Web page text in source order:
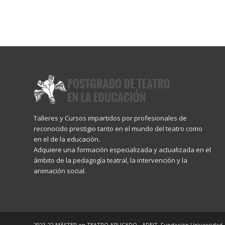
Talleres y Cursos impartidos por profesionales de
reconocido prestigio tanto en el mundo del teatro como
en el de la educación.
Adquiere una formación especializada y actualizada en el
ámbito de la pedagogía teatral, la intervención y la
animación social.